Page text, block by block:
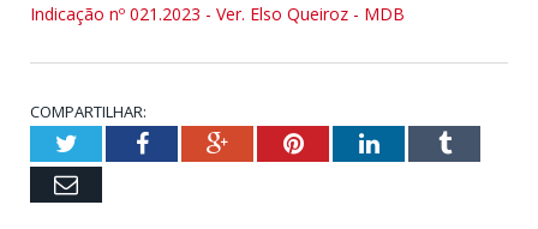
Indicação nº 021.2023 - Ver. Elso Queiroz - MDB
COMPARTILHAR:
TwitterFacebookGoogle+PinterestLinkedInTumblr
Email